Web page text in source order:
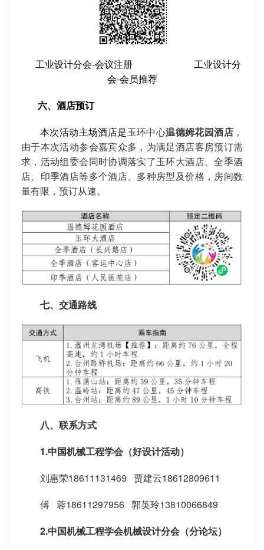
工业设计分会-会议注册 工业设计分
会-会员推荐
六、酒店预订
本次活动主场酒店是玉环中心温德姆花园酒店 ，
由于本次活动参会嘉宾众多，为满足酒店客房预订需
求，活动组委会同时协调落实了玉环大酒店、全季酒
店、印季酒店等多个酒店、多种房型及价格，房间数
量有限，预订从速。
七、交通路线
八、联系方式
1.中国机械工程学会（好设计活动）
刘惠荣18611131469 贾建云18612809611
傅 蓉18611297956 郭英玲13810066849
2.中国机械工程学会机械设计分会（分论坛）